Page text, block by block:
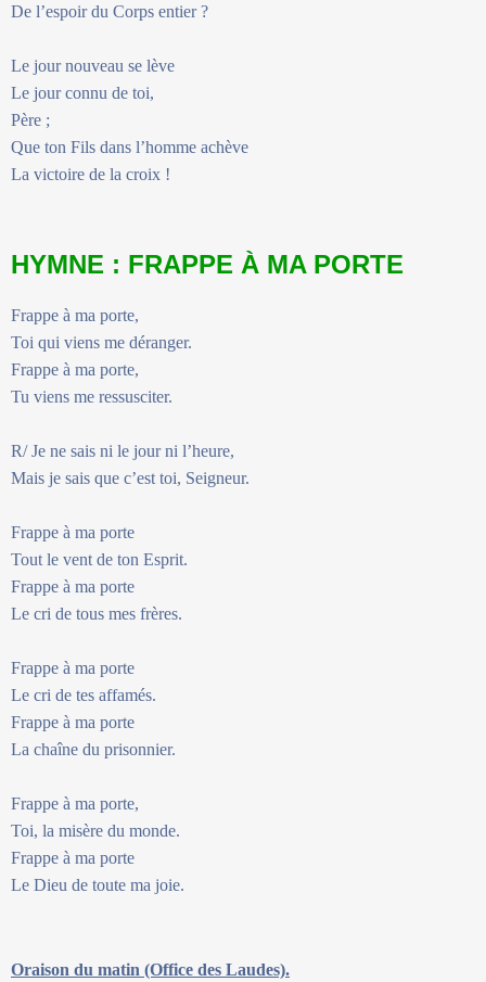
De l’espoir du Corps entier ?
Le jour nouveau se lève
Le jour connu de toi,
Père ;
Que ton Fils dans l’homme achève
La victoire de la croix !
HYMNE : FRAPPE À MA PORTE
Frappe à ma porte,
Toi qui viens me déranger.
Frappe à ma porte,
Tu viens me ressusciter.
R/ Je ne sais ni le jour ni l’heure,
Mais je sais que c’est toi, Seigneur.
Frappe à ma porte
Tout le vent de ton Esprit.
Frappe à ma porte
Le cri de tous mes frères.
Frappe à ma porte
Le cri de tes affamés.
Frappe à ma porte
La chaîne du prisonnier.
Frappe à ma porte,
Toi, la misère du monde.
Frappe à ma porte
Le Dieu de toute ma joie.
Oraison du matin (Office des Laudes).